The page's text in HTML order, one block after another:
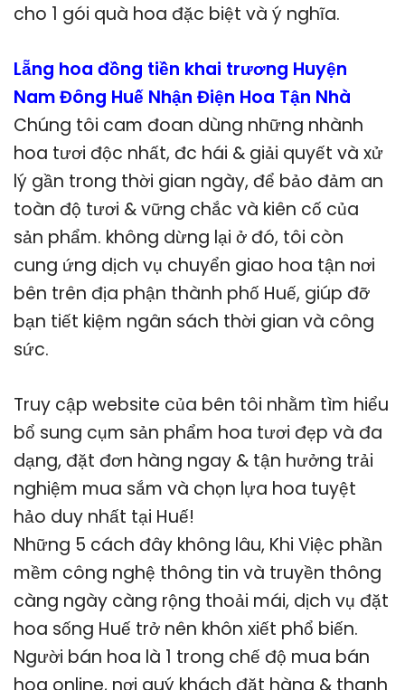
cho 1 gói quà hoa đặc biệt và ý nghĩa.
Lẵng hoa đồng tiền khai trương Huyện
Nam Đông Huế Nhận Điện Hoa Tận Nhà
Chúng tôi cam đoan dùng những nhành
hoa tươi độc nhất, đc hái & giải quyết và xử
lý gần trong thời gian ngày, để bảo đảm an
toàn độ tươi & vững chắc và kiên cố của
sản phẩm. không dừng lại ở đó, tôi còn
cung ứng dịch vụ chuyển giao hoa tận nơi
bên trên địa phận thành phố Huế, giúp đỡ
bạn tiết kiệm ngân sách thời gian và công
sức.
Truy cập website của bên tôi nhằm tìm hiểu
bổ sung cụm sản phẩm hoa tươi đẹp và đa
dạng, đặt đơn hàng ngay & tận hưởng trải
nghiệm mua sắm và chọn lựa hoa tuyệt
hảo duy nhất tại Huế!
Những 5 cách đây không lâu, Khi Việc phần
mềm công nghệ thông tin và truyền thông
càng ngày càng rộng thoải mái, dịch vụ đặt
hoa sống Huế trở nên khôn xiết phổ biến.
Người bán hoa là 1 trong chế độ mua bán
hoa online, nơi quý khách đặt hàng & thanh